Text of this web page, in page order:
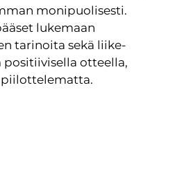
monipuolisesti.
lukemaan
tarinoita sekä liike-
otteella,